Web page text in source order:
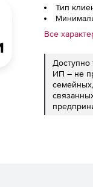
Тип
Все
ИП – не